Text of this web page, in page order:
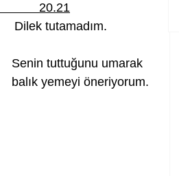
20.21
Dilek tutamadım.
Senin tuttuğunu umarak
balık yemeyi öneriyorum.